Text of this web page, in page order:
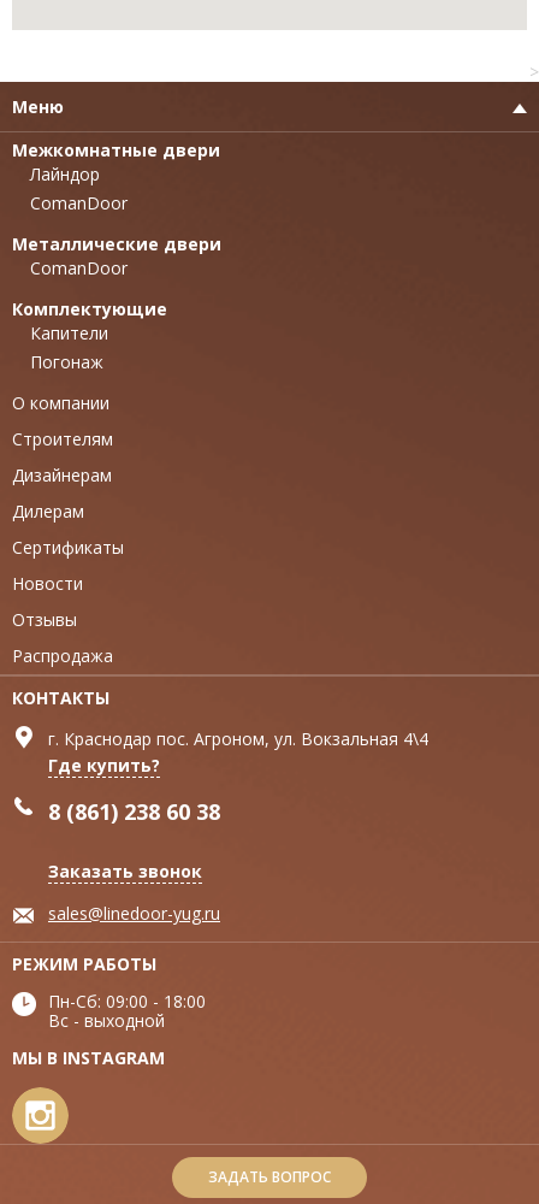
>
Меню
Межкомнатные двери
Лайндор
ComanDoor
Металлические двери
ComanDoor
Комплектующие
Капители
Погонаж
О компании
Строителям
Дизайнерам
Дилерам
Сертификаты
Новости
Отзывы
Распродажа
КОНТАКТЫ
г. Краснодар пос. Агроном, ул. Вокзальная 4\4
Где купить?
8 (861) 238 60 38
Заказать звонок
sales@linedoor-yug.ru
РЕЖИМ РАБОТЫ
Пн-Сб: 09:00 - 18:00
Вс - выходной
МЫ В INSTAGRAM
ЗАДАТЬ ВОПРОС